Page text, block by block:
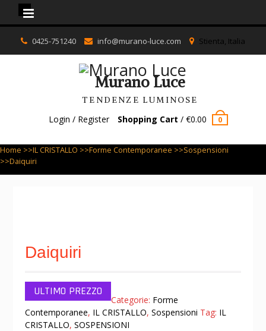
content
0425-751240 info@murano-luce.com Stienta, Italia
Murano Luce
TENDENZE LUMINOSE
Login / Register Shopping Cart /€0.00 0
Home >>IL CRISTALLO >>Forme Contemporanee >>Sospensioni
>>Daiquiri
Daiquiri
Categorie: Forme
Contemporanee, IL CRISTALLO, Sospensioni Tag: IL
CRISTALLO, SOSPENSIONI
Murano Luce